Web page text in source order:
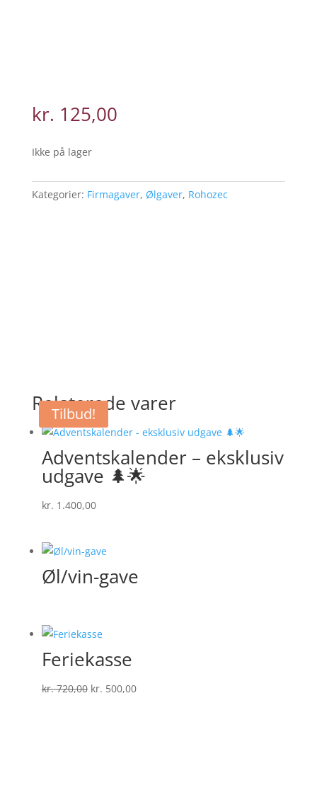
kr. 125,00
Ikke på lager
Kategorier: Firmagaver, Ølgaver, Rohozec
Relaterede varer
Adventskalender – eksklusiv
udgave 🌲🌟
kr. 1.400,00
Øl/vin-gave
Tilbud!
Feriekasse
kr.720,00 Den
kr. 500,00Den